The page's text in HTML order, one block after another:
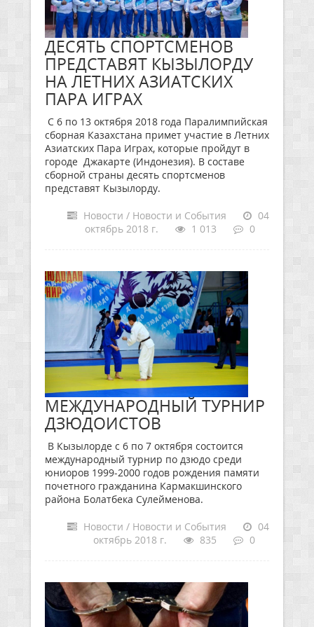
ДЕСЯТЬ СПОРТСМЕНОВ
ПРЕДСТАВЯТ КЫЗЫЛОРДУ
НА ЛЕТНИХ АЗИАТСКИХ
ПАРА ИГРАХ
С 6 по 13 октября 2018 года Паралимпийская
сборная Казахстана примет участие в Летних
Азиатских Пара Играх, которые пройдут в
городе Джакарте (Индонезия). В составе
сборной страны десять спортсменов
представят Кызылорду.
Новости / Новости и События
04
октябрь 2018 г.
1 013 0
МЕЖДУНАРОДНЫЙ ТУРНИР
ДЗЮДОИСТОВ
В Кызылорде с 6 по 7 октября состоится
международный турнир по дзюдо среди
юниоров 1999-2000 годов рождения памяти
почетного гражданина Кармакшинского
района Болатбека Сулейменова.
Новости / Новости и События
04
октябрь 2018 г.
835 0